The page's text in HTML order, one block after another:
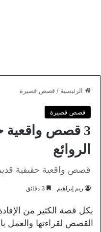
الرئيسية / قصص قصيرة
قصص قصيرة
3 قصص واقعية
الروائع
قصص واقعية حقيقية
ريم إبراهيم
بكل قصة الكثير من
القصص لقراءتها والعمل